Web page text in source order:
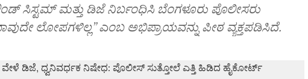
ಸಿಸ್ಟಮ್ ಮತ್ತು ಡಿಜೆ ನಿರ್ಬಂಧಿಸಿ ಬೆಂಗಳೂರು ಪೊಲೀಸರು
ಲೋಪಗಳಿಲ್ಲ” ಎಂಬ ಅಭಿಪ್ರಾಯವನ್ನು ಪೀಠ ವ್ಯಕ್ತಪಡಿಸಿದೆ.